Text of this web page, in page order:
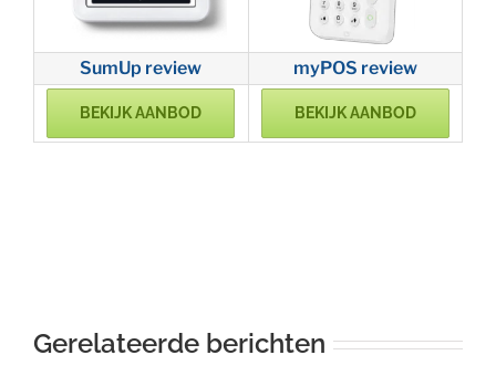
SumUp review myPOS review
BEKIJK AANBOD BEKIJK AANBOD
Gerelateerde berichten